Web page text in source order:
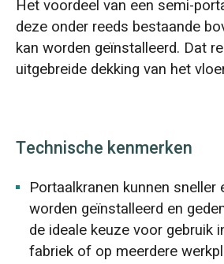
Het voordeel van een semi-
deze onder reeds bestaande
kan worden geïnstalleerd. Dat
uitgebreide dekking van het
Technische kenmerken
Portaalkranen kunnen sneller
worden geïnstalleerd en
de ideale keuze voor gebruik
fabriek of op meerdere